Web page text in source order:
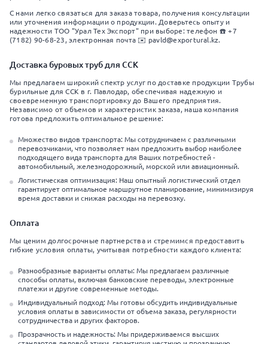
С нами легко связаться для заказа товара, получения консультации
или уточнения информации о продукции. Доверьтесь опыту и
надежности ТОО "Урал Тех Экспорт" при выборе: телефон ☎️ +7
(7182) 90-68-23, электронная почта ✉️ pavld@exportural.kz.
Доставка буровых труб для ССК
Мы предлагаем широкий спектр услуг по доставке продукции Трубы
бурильные для ССК в г. Павлодар, обеспечивая надежную и
своевременную транспортировку до Вашего предприятия.
Независимо от объемов и характеристик заказа, наша компания
готова предложить оптимальное решение:
Множество видов транспорта: Мы сотрудничаем с различными
перевозчиками, что позволяет нам предложить выбор наиболее
подходящего вида транспорта для Ваших потребностей -
автомобильный, железнодорожный, морской или авиационный.
Логистическая оптимизация: Наш опытный логистический отдел
гарантирует оптимальное маршрутное планирование, минимизируя
время доставки и снижая расходы на перевозку.
Оплата
Мы ценим долгосрочные партнерства и стремимся предоставить
гибкие условия оплаты, учитывая потребности каждого клиента:
Разнообразные варианты оплаты: Мы предлагаем различные
способы оплаты, включая банковские переводы, электронные
платежи и другие современные методы.
Индивидуальный подход: Мы готовы обсудить индивидуальные
условия оплаты в зависимости от объема заказа, регулярности
сотрудничества и других факторов.
Прозрачность и надежность: Мы придерживаемся высших